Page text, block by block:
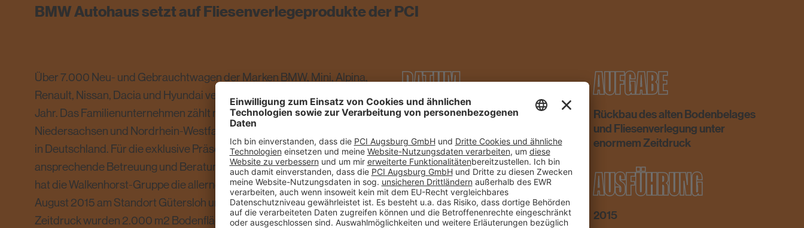
BMW Autohaus setzt auf Fliesenverlegeprodukte der PCI
Über 7.000 Neu- und Gebrauchtwagen der Marken BMW, Mini, Alpina,
Renault, Nissan, Dacia und Hyundai verkauft die Walkenhorst-Gruppe pro
Jahr. Das Familienunternehmen zählt mit neun Autohäusern im Raum
Niedersachsen und Nordrhein-Westfalen zu den größten BMW-Händlern
in Deutschland. Für die exklusive Präsentation der Fahrzeuge und die
ansprechende Betreuung und Beratung der Kunden im Servicebereich
hat die Walkenhorst-Gruppe die allerneuesten Hersteller-CI-Vorgaben im
August 2015 am Standort Gütersloh umgesetzt. Unter enormen
Zeitdruck wurden 2.000 m2 Bodenfläche saniert. Die PCI Augsburg
DATUM
28.04.2016
AUFGABE
Rückbau des alten Bodenbelages
und Fliesenverlegung unter
enormem Zeitdruck
ORT
Gütersloh
AUSFÜHRUNG
2015